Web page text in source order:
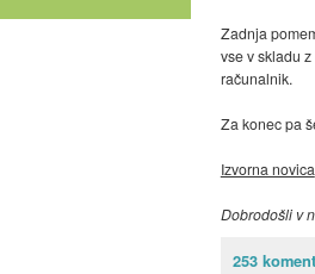
Zadnja
vse v skladu
računalnik.
Za konec pa
Izvorna novica
Dobrodošli v
253